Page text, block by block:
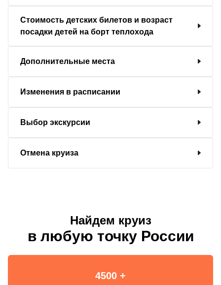
Стоимость детских билетов и возраст
посадки детей на борт теплохода
Дополнительные места
Изменения в расписании
Выбор экскурсии
Отмена круиза
Найдем круиз
в любую точку России
4500 +